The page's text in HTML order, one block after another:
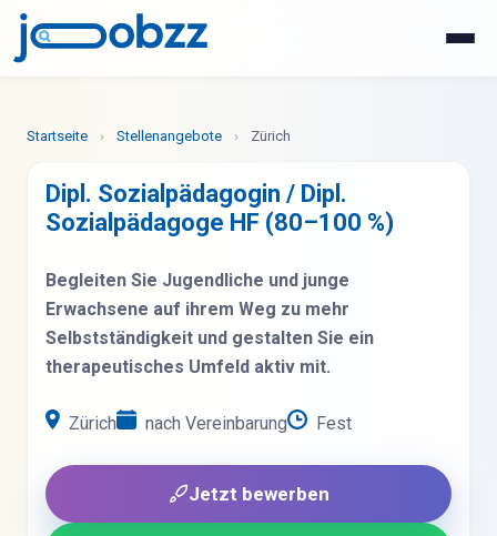
Startseite › Stellenangebote › Zürich
Dipl. Sozialpädagogin / Dipl.
Sozialpädagoge HF (80–100 %)
Begleiten Sie Jugendliche und junge
Erwachsene auf ihrem Weg zu mehr
Selbstständigkeit und gestalten Sie ein
therapeutisches Umfeld aktiv mit.
Zürich nach Vereinbarung Fest
Jetzt bewerben